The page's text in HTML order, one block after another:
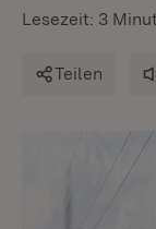
Lesezeit: 3
Teilen